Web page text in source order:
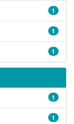
1
1
1
1
1